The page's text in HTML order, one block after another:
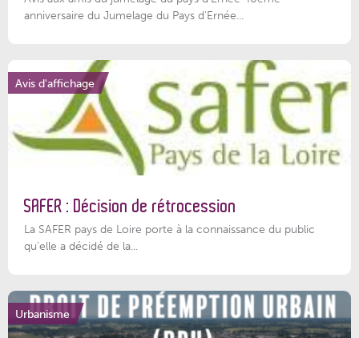
anniversaire du Jumelage du Pays d'Ernée...
Avis d'affichage
SAFER : Décision de rétrocession
La SAFER pays de Loire porte à la connaissance du public
qu’elle a décidé de la...
Urbanisme